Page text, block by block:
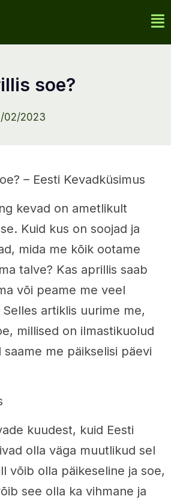
soe?
02/2023
– Eesti Kevadküsimus
kevad on ametlikult
Kuid kus on soojad ja
mida me kõik ootame
talve? Kas aprillis saab
või peame me veel
artiklis uurime me,
millised on ilmastikuolud
saame me päikselisi päevi
kuudest, kuid Eesti
olla väga muutlikud sel
võib olla päikeseline ja soe,
see olla ka vihmane ja